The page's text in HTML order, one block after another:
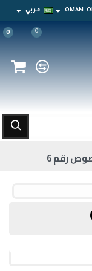
OMAN عربي
0
0
رقم 6